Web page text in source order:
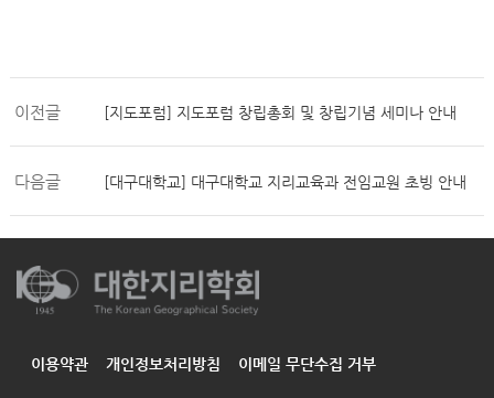
이전글 [지도포럼] 지도포럼 창립총회 및 창립기념 세미나 안내
다음글 [대구대학교] 대구대학교 지리교육과 전임교원 초빙 안내
이용약관 개인정보처리방침 이메일 무단수집 거부